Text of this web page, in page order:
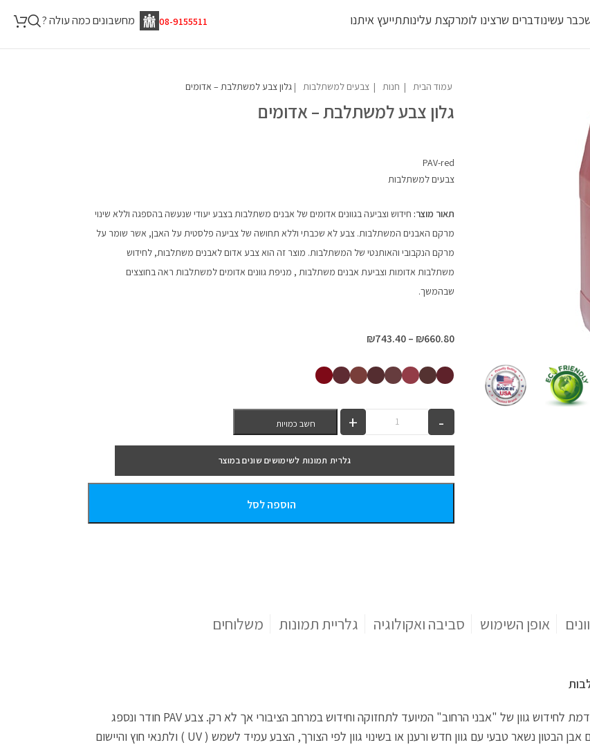
עשינודברים שרצינו לומרקצת עלינותתייעץ איתנו 08-9155511 מחשבונים כמה עולה ?
עמוד הבית
גלון צבע למשתלבת – אדומים
PAV-red
צבעים למשתלבות
תאור מוצר: חידוש וצביעה בגוונים אדומים של אבנים משתלבות בצבע יעודי שנעשה בהספגה וללא שינוי
מרקם האבנים המשתלבות. צבע לא שכבתי וללא תחושה של צביעה פלסטית על האבן, אשר שומר על
מרקם הנקבובי והאותנטי של המשתלבות. מוצר זה הוא צבע אדום לאבנים משתלבות, לחידוש
משתלבות אדומות וצביעת אבנים משתלבות , מניפת גוונים אדומים למשתלבות ראה בחוצצים
שבהמשך.
₪660.80
–
₪743.40
חשב כמויות
גלרית תמונות לשימושים שונים במוצר
הוספה לסל
אופן השימוש סביבה ואקולוגיה גלריית תמונות משלוחים
צבע PAV אדומים לאבנים משתלבות בטכנולוגיה ננו מתקדמת לחידוש גוון של "אבני הרחוב" המיועד לתחזוקה וחידוש במרחב הציבורי אך לא רק. צבע PAV חודר ונספג
לאבן הבטון (לא קליפתי אינו מתקלף) כך שהמראה ומרקם אבן הבטון נשאר טבעי עם גוון חדש ורענן או בשינוי גוון לפי הצורך, הצבע עמיד לשמש ( UV ) ולתנאי חוץ והיישום